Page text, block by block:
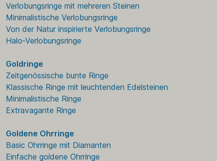
Verlobungsringe mit mehreren Steinen
Minimalistische Verlobungsringe
Von der Natur inspirierte Verlobungsringe
Halo-Verlobungsringe
Goldringe
Zeitgenössische bunte Ringe
Klassische Ringe mit leuchtenden Edelsteinen
Minimalistische Ringe
Extravagante Ringe
Goldene Ohrringe
Basic Ohrringe mit Diamanten
Einfache goldene Ohrringe